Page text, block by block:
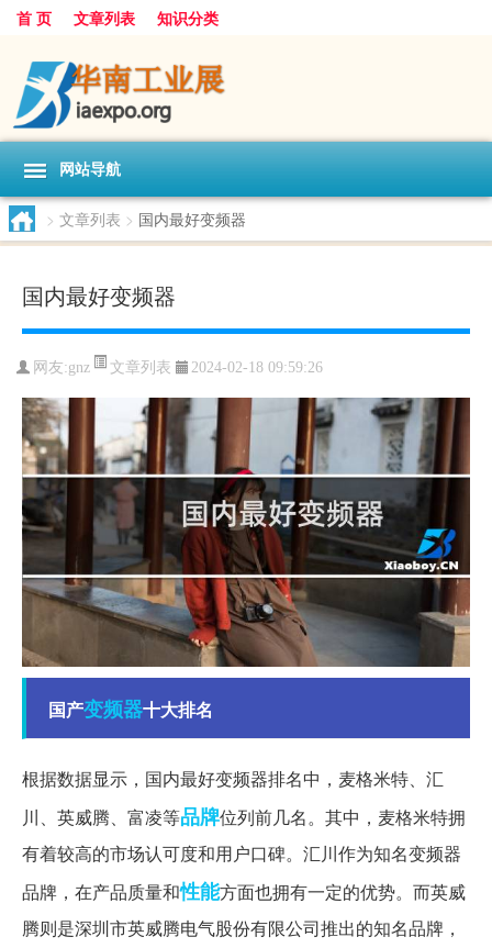
首 页 文章列表 知识分类
网站导航
> 文章列表 > 国内最好变频器
国内最好变频器
网友:gnz 文章列表 2024-02-18 09:59:26
国产变频器十大排名
根据数据显示，国内最好变频器排名中，麦格米特、汇
川、英威腾、富凌等品牌位列前几名。其中，麦格米特拥
有着较高的市场认可度和用户口碑。汇川作为知名变频器
品牌，在产品质量和性能方面也拥有一定的优势。而英威
腾则是深圳市英威腾电气股份有限公司推出的知名品牌，